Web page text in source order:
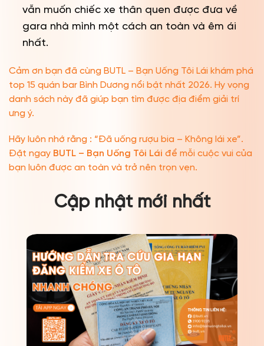
vẫn muốn chiếc xe thân quen được đưa về
gara nhà mình một cách an toàn và êm ái
nhất.
Cảm ơn bạn đã cùng BUTL – Bạn Uống Tôi Lái khám phá
top 15 quán bar Bình Dương nổi bật nhất 2026. Hy vọng
danh sách này đã giúp bạn tìm được địa điểm giải trí
ưng ý.
Hãy luôn nhớ rằng : “Đã uống rượu bia – Không lái xe”.
Đặt ngay BUTL – Bạn Uống Tôi Lái để mỗi cuộc vui của
bạn luôn được an toàn và trở nên trọn vẹn.
Cập nhật mới nhất